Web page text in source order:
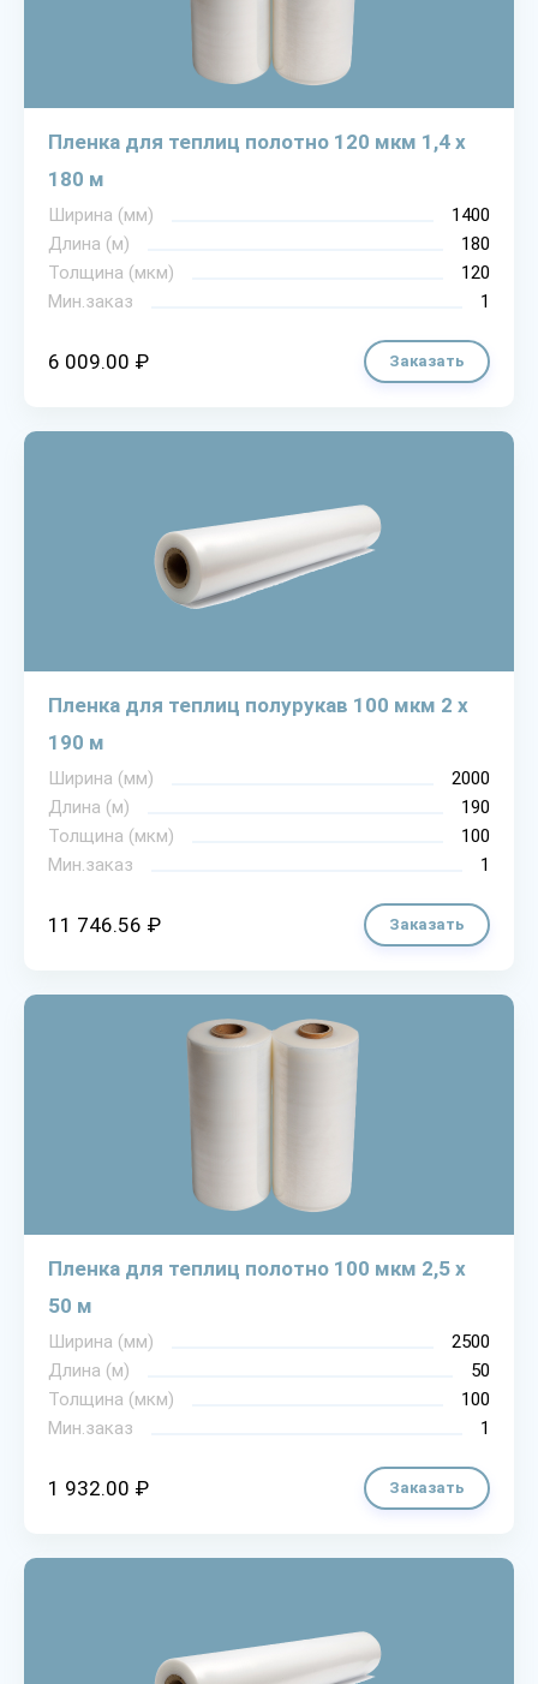
Пленка для теплиц полотно 120 мкм 1,4 х
180 м
Ширина (мм)
1400
Длина (м)
180
Толщина (мкм)
120
Мин.заказ
1
6 009.00 ₽ Заказать
Пленка для теплиц полурукав 100 мкм 2 х
190 м
Ширина (мм)
2000
Длина (м)
190
Толщина (мкм)
100
Мин.заказ
1
11 746.56 ₽ Заказать
Пленка для теплиц полотно 100 мкм 2,5 х
50 м
Ширина (мм)
2500
Длина (м)
50
Толщина (мкм)
100
Мин.заказ
1
1 932.00 ₽ Заказать